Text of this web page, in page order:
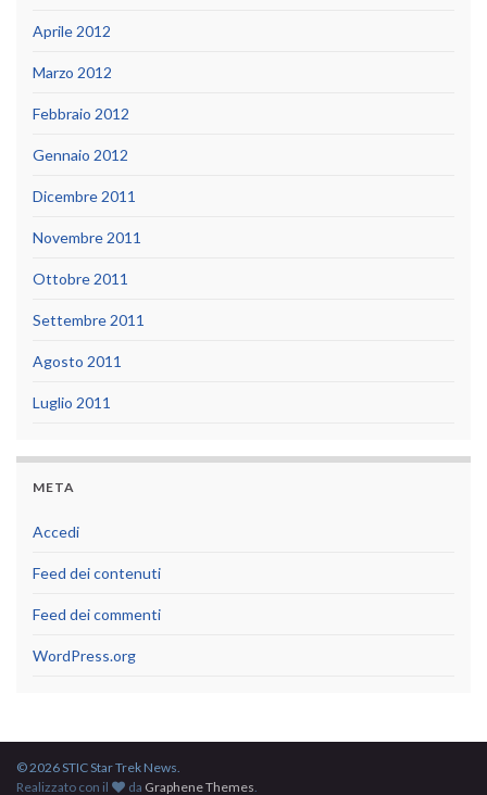
Aprile 2012
Marzo 2012
Febbraio 2012
Gennaio 2012
Dicembre 2011
Novembre 2011
Ottobre 2011
Settembre 2011
Agosto 2011
Luglio 2011
META
Accedi
Feed dei contenuti
Feed dei commenti
WordPress.org
© 2026 STIC Star Trek News.
Realizzato con il
da Graphene Themes